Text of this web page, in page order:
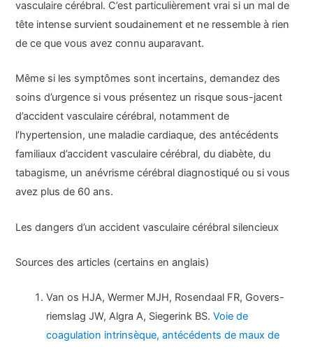
vasculaire cérébral. C’est particulièrement vrai si un mal de
tête intense survient soudainement et ne ressemble à rien
de ce que vous avez connu auparavant.
Même si les symptômes sont incertains, demandez des
soins d’urgence si vous présentez un risque sous-jacent
d’accident vasculaire cérébral, notamment de
l’hypertension, une maladie cardiaque, des antécédents
familiaux d’accident vasculaire cérébral, du diabète, du
tabagisme, un anévrisme cérébral diagnostiqué ou si vous
avez plus de 60 ans.
Les dangers d’un accident vasculaire cérébral silencieux
Sources des articles (certains en anglais)
Van os HJA, Wermer MJH, Rosendaal FR, Govers-
riemslag JW, Algra A, Siegerink BS.Voie de
coagulation intrinsèque, antécédents de maux de